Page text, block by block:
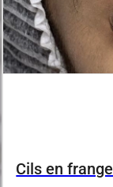
Cils en frange